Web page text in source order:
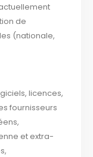
de
(nationale,
licences,
fournisseurs
et extra-